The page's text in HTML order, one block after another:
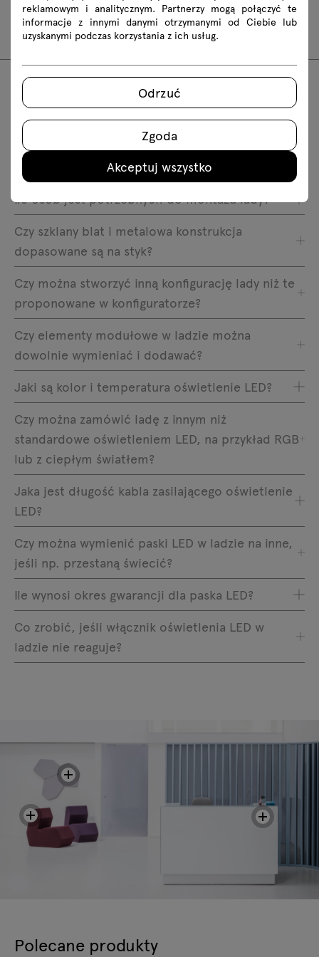
LNB13
LNB15 LNU11 LNU18
FAQ
Jaka jest długość kabla zasilającego?
Ile osób jest potrzebnych do montażu lady?
Czy szklany blat i metalowa konstrukcja
dopasowane są na styk?
Czy można stworzyć inną konfigurację lady niż te
proponowane w konfiguratorze?
Czy elementy modułowe w ladzie można
dowolnie wymieniać i dodawać?
Jaki są kolor i temperatura oświetlenie LED?
Czy można zamówić ladę z innym niż
standardowe oświetleniem LED, na przykład RGB
lub z ciepłym światłem?
Jaka jest długość kabla zasilającego oświetlenie
LED?
Czy można wymienić paski LED w ladzie na inne,
jeśli np. przestaną świecić?
Ile wynosi okres gwarancji dla paska LED?
Co zrobić, jeśli włącznik oświetlenia LED w
ladzie nie reaguje?
Polecane produkty
reklamowym i analitycznym. Partnerzy mogą połączyć te
informacje z innymi danymi otrzymanymi od Ciebie lub
uzyskanymi podczas korzystania z ich usług.
Odrzuć
Zgoda
Akceptuj wszystko